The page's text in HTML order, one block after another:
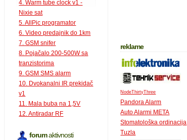
4. Warm tube clock v1 -
Nixie sat
5. AllPic programator
6. Video predajnik do 1km
7. GSM snifer
8. Pojačalo 200-500W sa
tranzistorima
9. GSM SMS alarm
10. Dvokanalni IR prekidač
v1
11. Mala buba na 1,5V
12. Antiradar RF
forumaktivnosti
reklame
NodeThirtyThree
Pandora Alarm
Auto Alarmi META
Stomatološka ordinacija
Tuzla